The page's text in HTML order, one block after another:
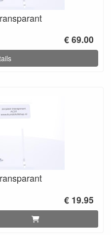
€ 69.00
€ 19.95